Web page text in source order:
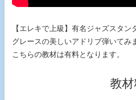
【エレキで上級】有名ジャズスタ
グレースの美しいアドリブ弾いてみ
こちらの教材は有料となります。
教